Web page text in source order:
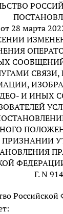
от 28 марта
И ИНЫХ
ПРИЗНАНИИ
Г. N 914